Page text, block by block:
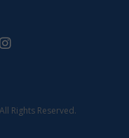
Rights Reserved.